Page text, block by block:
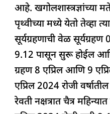
आहे. खगोलशास्त्रज्ञांच्या
पृथ्वीच्या मध्ये येतो तेव्हा
सूर्यग्रहणाची वेळ सूर्यग्रहण
9.12 पासून सुरू होईल
ग्रहण 8 एप्रिल आणि 9
एप्रिल 2024 रोजी
रेवती नक्षत्रात चैत्र